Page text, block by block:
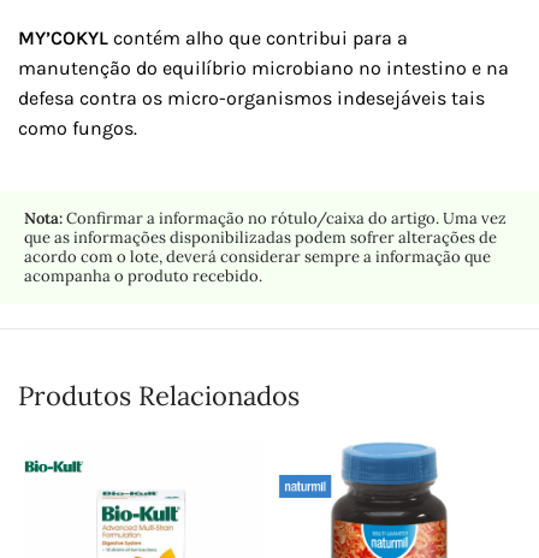
MY’COKYL contém alho que contribui para a
manutenção do equilíbrio microbiano no intestino e na
defesa contra os micro-organismos indesejáveis tais
como fungos.
Nota:Confirmar a informação no rótulo/caixa do artigo. Uma vez
que as informações disponibilizadas podem sofrer alterações de
acordo com o lote, deverá considerar sempre a informação que
acompanha o produto recebido.
Produtos Relacionados